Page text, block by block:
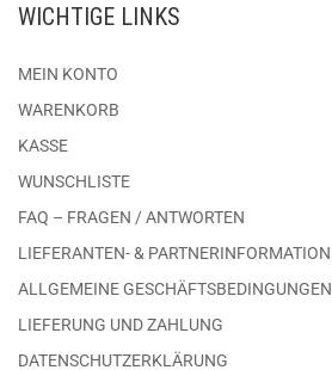
WICHTIGE LINKS
MEIN KONTO
WARENKORB
KASSE
WUNSCHLISTE
FAQ – FRAGEN / ANTWORTEN
LIEFERANTEN- & PARTNERINFORMATION
ALLGEMEINE GESCHÄFTSBEDINGUNGEN
LIEFERUNG UND ZAHLUNG
DATENSCHUTZERKLÄRUNG